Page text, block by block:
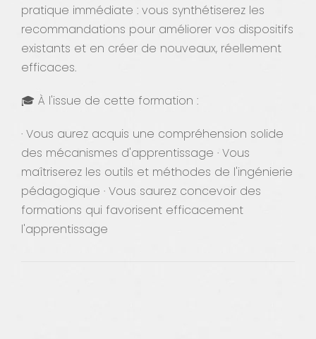
pratique immédiate : vous synthétiserez les
recommandations pour améliorer vos dispositifs
existants et en créer de nouveaux, réellement
efficaces.
🎓 À l'issue de cette formation :
· Vous aurez acquis une compréhension solide
des mécanismes d'apprentissage · Vous
maîtriserez les outils et méthodes de l'ingénierie
pédagogique · Vous saurez concevoir des
formations qui favorisent efficacement
l'apprentissage